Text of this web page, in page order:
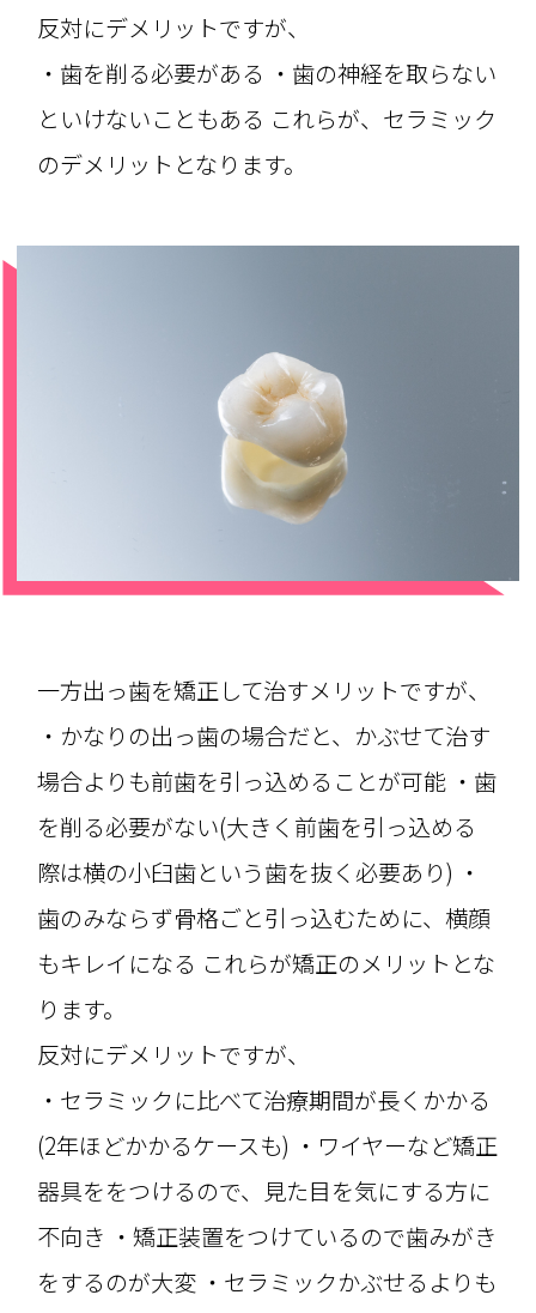
反対にデメリットですが、
・歯を削る必要がある ・歯の神経を取らない
といけないこともある これらが、セラミック
のデメリットとなります。
一方出っ歯を矯正して治すメリットですが、
・かなりの出っ歯の場合だと、かぶせて治す
場合よりも前歯を引っ込めることが可能 ・歯
を削る必要がない(大きく前歯を引っ込める
際は横の小臼歯という歯を抜く必要あり) ・
歯のみならず骨格ごと引っ込むために、横顔
もキレイになる これらが矯正のメリットとな
ります。
反対にデメリットですが、
・セラミックに比べて治療期間が長くかかる
(2年ほどかかるケースも) ・ワイヤーなど矯正
器具ををつけるので、見た目を気にする方に
不向き ・矯正装置をつけているので歯みがき
をするのが大変 ・セラミックかぶせるよりも